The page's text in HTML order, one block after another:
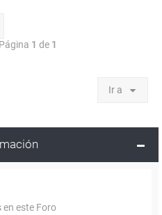
1 de 1
Ir a
en este Foro